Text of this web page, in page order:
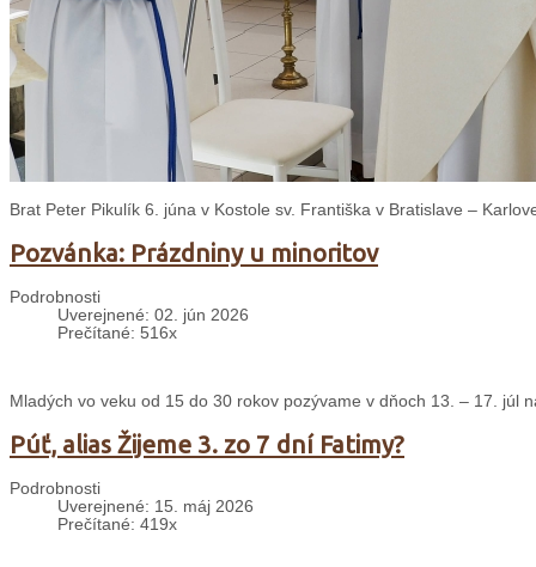
Brat Peter Pikulík 6. júna v Kostole sv. Františka v Bratislave –
Pozvánka: Prázdniny u minoritov
Podrobnosti
Uverejnené: 02. jún 2026
Prečítané: 516x
Mladých vo veku od 15 do 30 rokov pozývame v dňoch 13. – 17. júl
Púť, alias Žijeme 3. zo 7 dní Fatimy?
Podrobnosti
Uverejnené: 15. máj 2026
Prečítané: 419x